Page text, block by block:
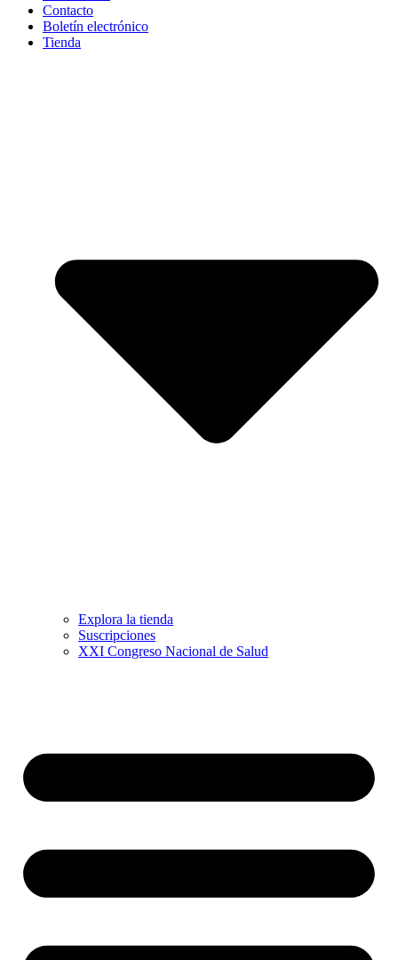
Contacto
Boletín electrónico
Tienda
Explora la tienda
Suscripciones
XXI Congreso Nacional de Salud